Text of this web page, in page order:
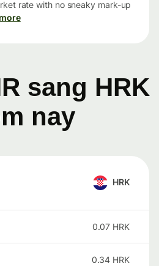
rate with no sneaky mark-up
sang HRK
nay
HRK
0.07 HRK
0.34 HRK